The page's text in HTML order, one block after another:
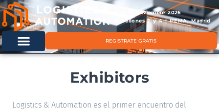
11 & 12 noviembre 2026
Pabellones 2 y 4 | IFEMA, Madrid
REGISTRATE GRATIS
Exhibitors
Logistics & Automation es el primer encuentro del